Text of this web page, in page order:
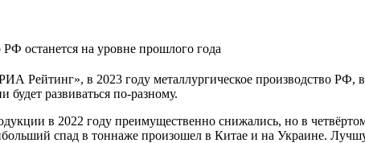
останется на уровне прошлого года
Рейтинг», в 2023 году металлургическое производство РФ,
будет развиваться по-разному.
в 2022 году преимущественно снижались, но в
спад в тоннаже произошел в Китае и на Украине.